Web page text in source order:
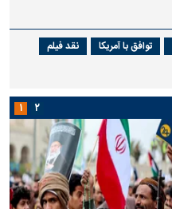
توافق با آمریکا
نقد فیلم
۱ ۲